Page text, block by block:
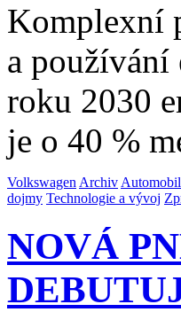
Komplexní
a
roku 2030
je o 40 %
Volkswagen Archiv
dojmy Technologie a vývoj
NOVÁ